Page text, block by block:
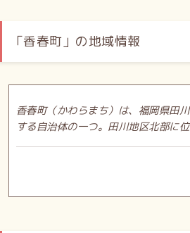
「香春町」の地域情報
香春町（かわらまち）は、福岡県田
する自治体の一つ。田川地区北部に位